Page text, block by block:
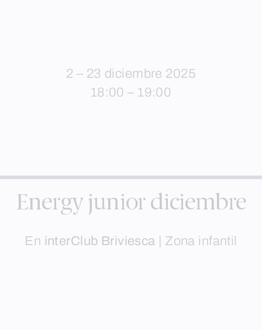
2 – 23 diciembre 2025
18:00 – 19:00
Energy junior diciembre
En interClub Briviesca Zona infantil